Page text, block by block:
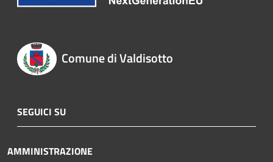
Comune di Valdisotto
SEGUICI SU
AMMINISTRAZIONE